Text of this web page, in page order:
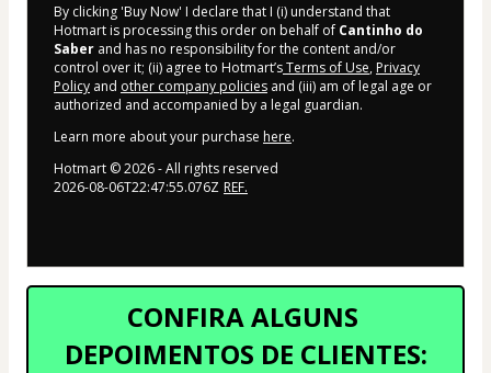
By clicking 'Buy Now' I declare that I (i) understand that
Hotmart is processing this order on behalf of Cantinho do
Saber and has no responsibility for the content and/or
control over it; (ii) agree to Hotmart’sTerms of Use, Privacy
Policy and other company policies and (iii) am of legal age or
authorized and accompanied by a legal guardian.
Learn more about your purchase here.
Hotmart ©2026- All rights reserved
2026-08-06T22:47:55.076Z REF.
CONFIRA ALGUNS
DEPOIMENTOS DE CLIENTES: